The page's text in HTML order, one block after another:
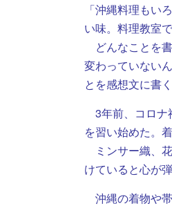
「沖縄料理もい
い味。料理教室
どんなことを
変わっていない
とを感想文に書く
3年前、コロナ
を習い始めた。
ミンサー織、
けていると心が弾
沖縄の着物や